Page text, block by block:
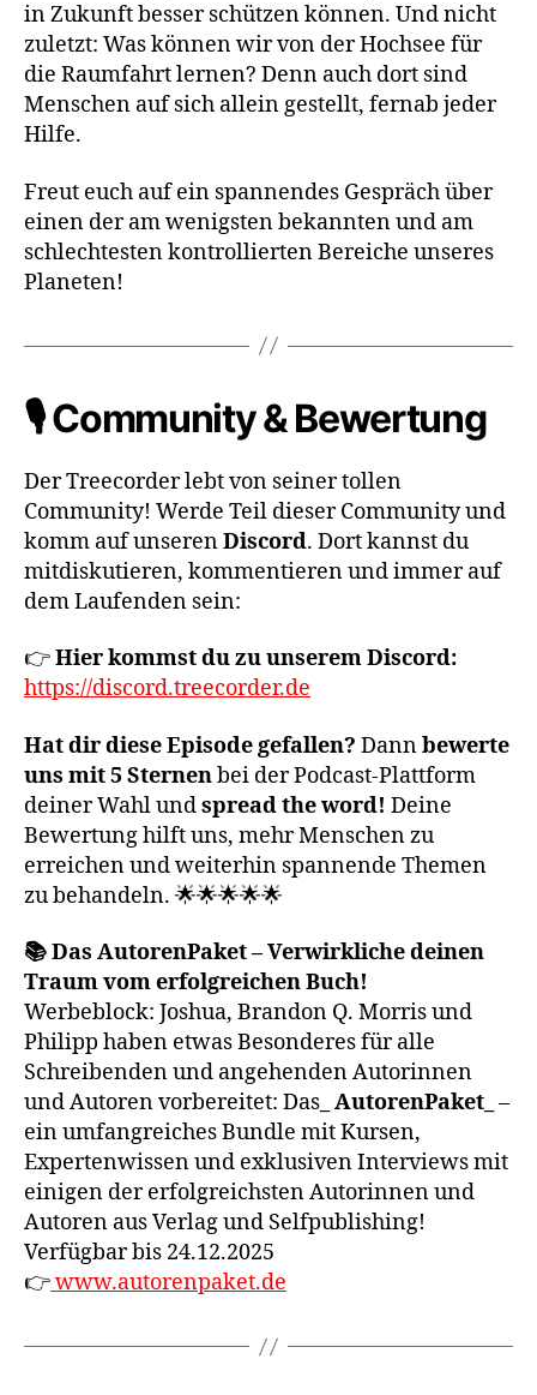
in Zukunft besser schützen können. Und nicht
zuletzt: Was können wir von der Hochsee für
die Raumfahrt lernen? Denn auch dort sind
Menschen auf sich allein gestellt, fernab jeder
Hilfe.
Freut euch auf ein spannendes Gespräch über
einen der am wenigsten bekannten und am
schlechtesten kontrollierten Bereiche unseres
Planeten!
🎙️ Community & Bewertung
Der Treecorder lebt von seiner tollen
Community! Werde Teil dieser Community und
komm auf unserenDiscord. Dort kannst du
mitdiskutieren, kommentieren und immer auf
dem Laufenden sein:
👉Hier kommst du zu unserem Discord:
https://discord.treecorder.de
Hat dir diese Episode gefallen? Dannbewerte
uns mit 5 Sternenbei der Podcast-Plattform
deiner Wahl undspread the word! Deine
Bewertung hilft uns, mehr Menschen zu
erreichen und weiterhin spannende Themen
zu behandeln. 🌟🌟🌟🌟🌟
📚 Das AutorenPaket – Verwirkliche deinen
Traum vom erfolgreichen Buch!
Werbeblock: Joshua, Brandon Q. Morris und
Philipp haben etwas Besonderes für alle
Schreibenden und angehenden Autorinnen
und Autoren vorbereitet: Das _ AutorenPaket_ –
ein umfangreiches Bundle mit Kursen,
Expertenwissen und exklusiven Interviews mit
einigen der erfolgreichsten Autorinnen und
Autoren aus Verlag und Selfpublishing!
Verfügbar bis 24.12.2025
👉www.autorenpaket.de